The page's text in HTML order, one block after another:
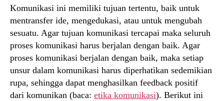
Komunikasi ini memiliki tujuan tertentu, baik untuk
mentransfer ide, mengedukasi, atau untuk mengubah
sesuatu. Agar tujuan komunikasi tercapai maka seluruh
proses komunikasi harus berjalan dengan baik. Agar
proses komunikasi berjalan dengan baik, maka setiap
unsur dalam komunikasi harus diperhatikan sedemikian
rupa, sehingga dapat menghasilkan feedback positif
dari komunikan (baca: etika komunikasi). Berikut ini